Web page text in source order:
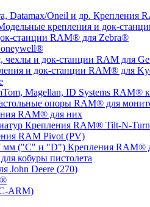
Крепления
крепления и док-
станции RAM® для Zebra®
чехлы и док-станции RAM для
и док-станции RAM® для
RAM®
опоры RAM® для
RAM® для них
Крепления RAM® Tilt-N-
RAM Pivot (PV)
Крепления RAM®
кобуры пистолета
John Deere (270)
ARM)